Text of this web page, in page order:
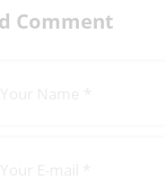
Comment